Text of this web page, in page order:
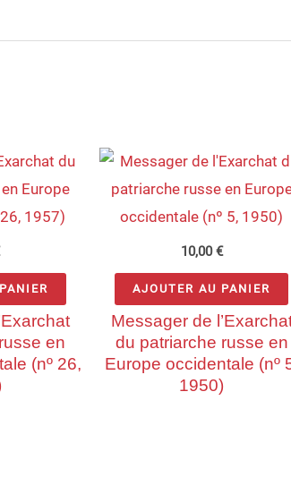
en
(nº 26,
10,00€
AJOUTER AU PANIER
Messager de
du patriarche russe en
Europe occidentale (nº
1950)